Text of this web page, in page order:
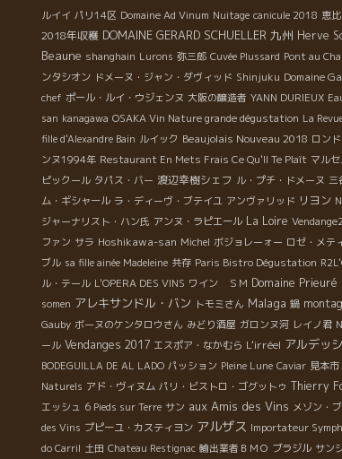
ルイイ パリ14区 Domaine Ad Vinum Nuitage canicule 2018 恵
2018年収穫 DOMAINE GERARD SCHUELLER 九州 Herve
Beaune shanghain Lurons 弥三郎 Cuvée Plussard Pont au
ンタシオン ドメーヌ・ジャン・ダヴィッド Shinjuku Domaine
chef ポール・ルイ・ウジェンヌ 大阪の醸造者 YANN DURIEUX
san kanagawa OSAKA Vin Nature grande dégustation La
fille d'Alexandre Bain ルイック Beaujolais Nouveau 2018 ロン
ンヌ1994年 Restaurant En Mets Frais Ce Qu'Il Te Plaît マル
ピックール タパス・バー 渡辺幸樹シェフ ル・プチ・ドメーヌ 三
ム・ギシャール ラ・ディーヴ・ブテイユ アンヴァリッド リヨン
ジャーナリスト・ハン氏 アンヌ・ラピエール La Loire
ファン サラ Hoshikawa-san Michel ボジョレーォー ロゼ・メテ
ブル sa fille ainée Madeleine 共存 Paris Bistro Dégustation
ル・テール L'OPERA DES VINS ワイン ＳＭ Domaine Prieuré
somen アレキサンドル・バン トモミさん Malaga 鍋
Gauby ボーヌのケンタロウさん みどり酒屋 ガロンヌ河 レイノ君
ール Vendanges 2017 エスポア・なかむら L'irréel アルデッ
BODEGUILLA DE AL LADO パッション Pleine Lune Caviar 見本市
Naturels アド・ヴィヌム パリ・ビストロ・ゴグットゥ Thierry
エッシュ 6 Pieds sur Terre サン aux Amis des Vins メゾン・
des Vins プピーユ・カスティヨン アルザス Importateur
do Carril 土田 Chateau Restignac 輸出業者ＢＭＯ ブラジル サン